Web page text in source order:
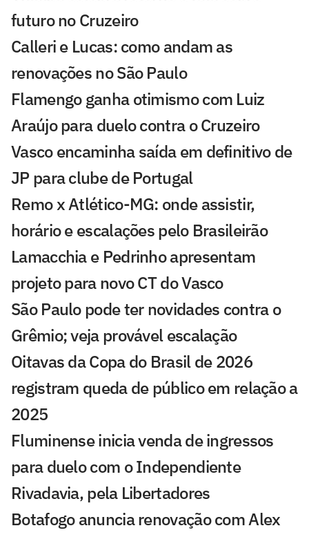
futuro no Cruzeiro
Calleri e Lucas: como andam as
renovações no São Paulo
Flamengo ganha otimismo com Luiz
Araújo para duelo contra o Cruzeiro
Vasco encaminha saída em definitivo de
JP para clube de Portugal
Remo x Atlético-MG: onde assistir,
horário e escalações pelo Brasileirão
Lamacchia e Pedrinho apresentam
projeto para novo CT do Vasco
São Paulo pode ter novidades contra o
Grêmio; veja provável escalação
Oitavas da Copa do Brasil de 2026
registram queda de público em relação a
2025
Fluminense inicia venda de ingressos
para duelo com o Independiente
Rivadavia, pela Libertadores
Botafogo anuncia renovação com Alex